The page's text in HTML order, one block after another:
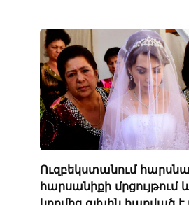
Ուզբեկստանում
հարսանիքի մրցույթում